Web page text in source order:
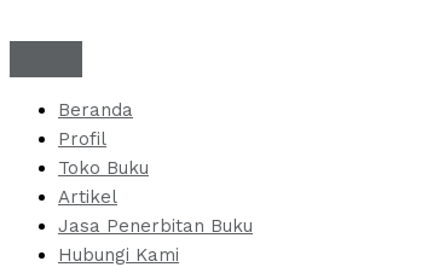
to
Beranda
Profil
Toko Buku
Artikel
Jasa Penerbitan Buku
Hubungi Kami